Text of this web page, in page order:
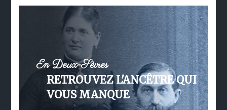
En Deux-Sèvres
RETROUVEZ L'ANCÊTRE QUI
VOUS MANQUE